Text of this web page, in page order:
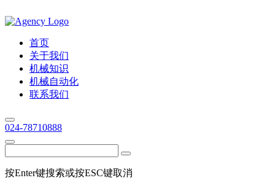
首页
关于我们
机械知识
机械自动化
联系我们
024-78710888
按Enter键搜索或按ESC键取消